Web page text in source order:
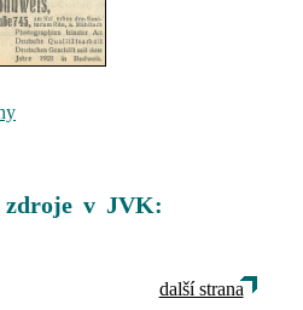
zdroje v JVK:
další strana